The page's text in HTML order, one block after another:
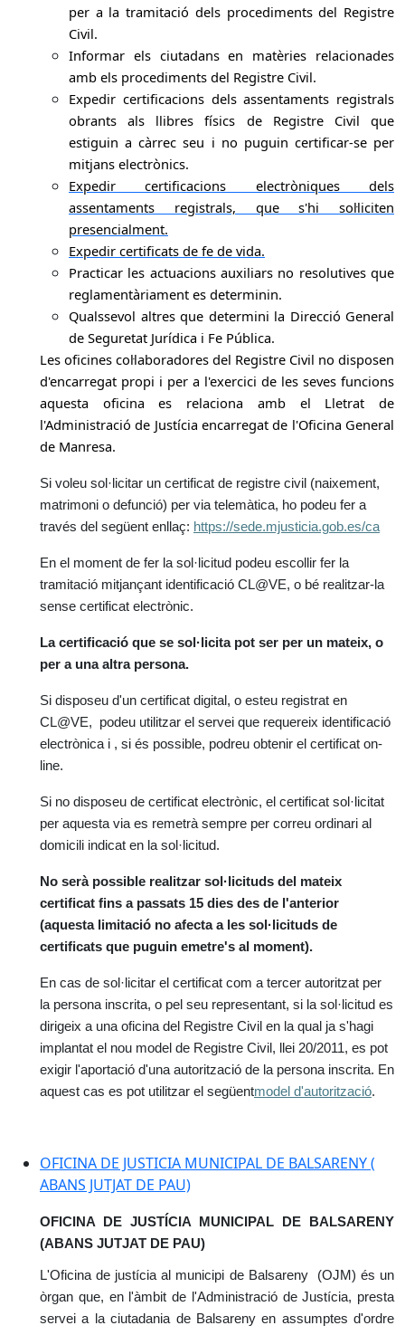
per a la tramitació dels procediments del Registre
Civil.
Informar els ciutadans en matèries relacionades
amb els procediments del Registre Civil.
Expedir certificacions dels assentaments registrals
obrants als llibres físics de Registre Civil que
estiguin a càrrec seu i no puguin certificar-se per
mitjans electrònics.
Expedir certificacions electròniques dels
assentaments registrals, que s'hi sol·liciten
presencialment.
Expedir certificats de fe de vida.
Practicar les actuacions auxiliars no resolutives que
reglamentàriament es determinin.
Qualssevol altres que determini la Direcció General
de Seguretat Jurídica i Fe Pública.
Les oficines col·laboradores del Registre Civil no disposen
d'encarregat propi i per a l'exercici de les seves funcions
aquesta oficina es relaciona amb el Lletrat de
l'Administració de Justícia encarregat de l'Oficina General
de Manresa.
Si voleu sol·licitar un certificat de registre civil (naixement,
matrimoni o defunció) per via telemàtica, ho podeu fer a
través del següent enllaç: https://sede.mjusticia.gob.es/ca
En el moment de fer la sol·licitud podeu escollir fer la
tramitació mitjançant identificació CL@VE, o bé realitzar-la
sense certificat electrònic.
La certificació que se sol·licita pot ser per un mateix, o
per a una altra persona.
Si disposeu d'un certificat digital, o esteu registrat en
CL@VE, podeu utilitzar el servei que requereix identificació
electrònica i , si és possible, podreu obtenir el certificat on-
line.
Si no disposeu de certificat electrònic, el certificat sol·licitat
per aquesta via es remetrà sempre per correu ordinari al
domicili indicat en la sol·licitud.
No serà possible realitzar sol·licituds del mateix
certificat fins a passats 15 dies des de l'anterior
(aquesta limitació no afecta a les sol·licituds de
certificats que puguin emetre's al moment).
En cas de sol·licitar el certificat com a tercer autoritzat per
la persona inscrita, o pel seu representant, si la sol·licitud es
dirigeix a una oficina del Registre Civil en la qual ja s'hagi
implantat el nou model de Registre Civil, llei 20/2011, es pot
exigir l'aportació d'una autorització de la persona inscrita. En
aquest cas es pot utilitzar el següentmodel d'autorització.
OFICINA DE JUSTICIA MUNICIPAL DE BALSARENY (
ABANS JUTJAT DE PAU)
OFICINA DE JUSTÍCIA MUNICIPAL DE BALSARENY
(ABANS JUTJAT DE PAU)
L'Oficina de justícia al municipi de Balsareny (OJM) és un
òrgan que, en l'àmbit de l'Administració de Justícia, presta
servei a la ciutadania de Balsareny en assumptes d'ordre